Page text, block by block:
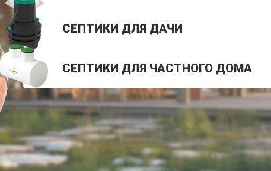
СЕПТИКИ ДЛЯ ДАЧИ
СЕПТИКИ ДЛЯ ЧАСТНОГО ДОМА